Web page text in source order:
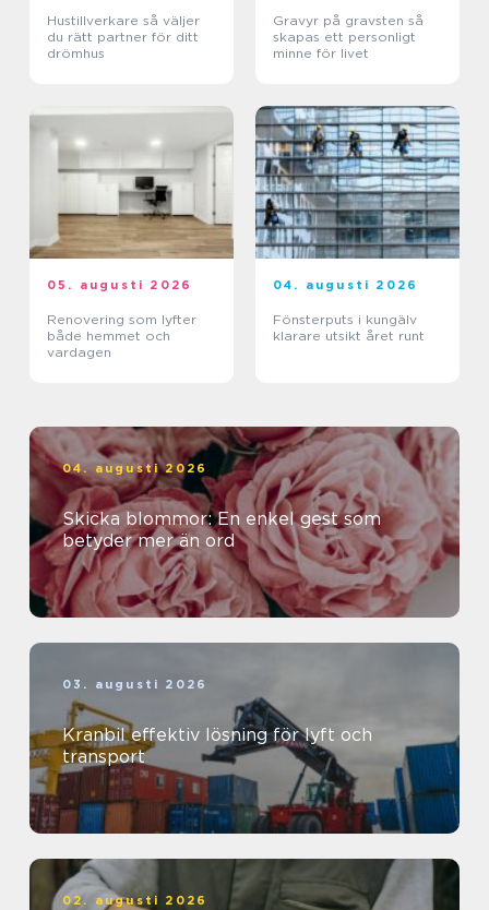
Hustillverkare så väljer
du rätt partner för ditt
drömhus
Gravyr på gravsten så
skapas ett personligt
minne för livet
05. augusti 2026
Renovering som lyfter
både hemmet och
vardagen
04. augusti 2026
Fönsterputs i kungälv
klarare utsikt året runt
04. augusti 2026
Skicka blommor: En enkel gest som
betyder mer än ord
03. augusti 2026
Kranbil effektiv lösning för lyft och
transport
02. augusti 2026